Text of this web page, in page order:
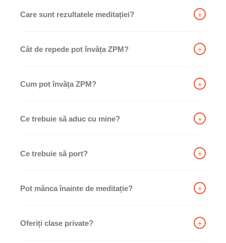
Care sunt rezultatele meditației? +
Cât de repede pot învăța ZPM? +
Cum pot învăța ZPM? +
Ce trebuie să aduc cu mine? +
Ce trebuie să port? +
Pot mânca înainte de meditație? +
Oferiți clase private? +